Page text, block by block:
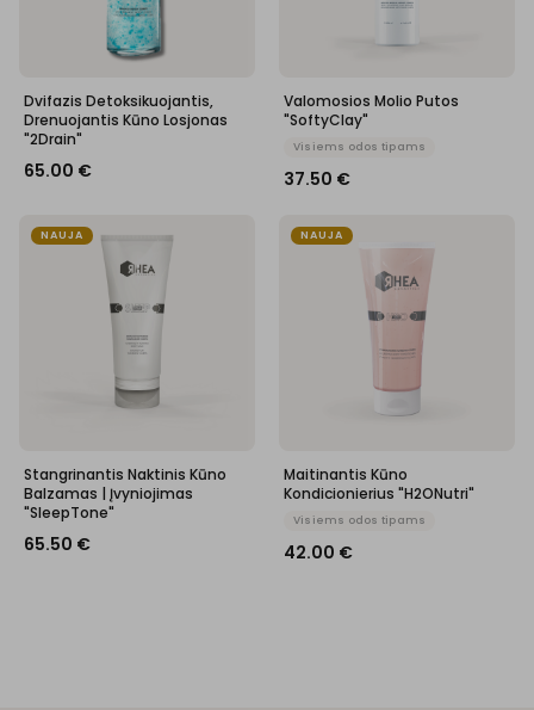
Dvifazis Detoksikuojantis,
Drenuojantis Kūno Losjonas
"2Drain"
65.00 €
Valomosios Molio Putos
"SoftyClay"
Visiems odos tipams
37.50 €
NAUJA
Stangrinantis Naktinis Kūno
Balzamas | Įvyniojimas
"SleepTone"
65.50 €
NAUJA
Maitinantis Kūno
Kondicionierius "H2ONutri"
Visiems odos tipams
42.00 €